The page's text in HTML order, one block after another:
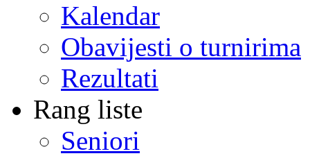
Kalendar
Obavijesti o turnirima
Rezultati
Rang liste
Seniori